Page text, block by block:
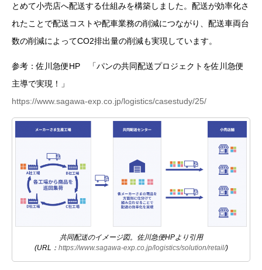
とめて小売店へ配送する仕組みを構築しました。配送が効率化さ
れたことで配送コストや配車業務の削減につながり、配送車両台
数の削減によってCO2排出量の削減も実現しています。
参考：佐川急便HP 「パンの共同配送プロジェクトを佐川急便
主導で実現！」
https://www.sagawa-exp.co.jp/logistics/casestudy/25/
共同配送のイメージ図。佐川急便HPより引用
(URL： https://www.sagawa-exp.co.jp/logistics/solution/retail/)